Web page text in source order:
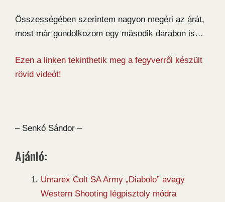
Összességében szerintem nagyon megéri az árát,
most már gondolkozom egy második darabon is…
Ezen a linken tekinthetik meg a fegyverről készült
rövid videót!
– Senkó Sándor –
Ajánló:
Umarex Colt SA Army „Diabolo” avagy
Western Shooting légpisztoly módra